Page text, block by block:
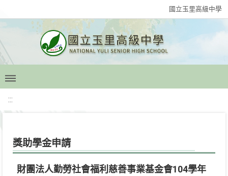
國立玉里高級中學
:::
獎助學金申請
財團法人勤勞社會福利慈善事業基金會104學年